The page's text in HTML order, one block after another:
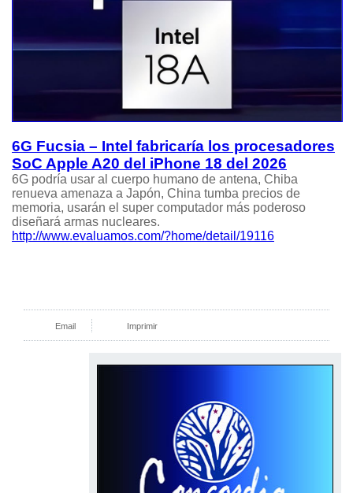
6G Fucsia – Intel fabricaría los procesadores
SoC Apple A20 del iPhone 18 del 2026
6G podría usar al cuerpo humano de antena, Chiba
renueva amenaza a Japón, China tumba precios de
memoria, usarán el super computador más poderoso
diseñará armas nucleares.
http://www.evaluamos.com/?home/detail/19116
Email Imprimir